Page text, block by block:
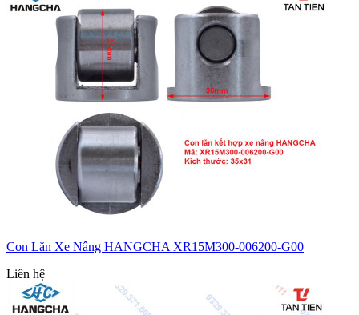
Con Lăn Xe Nâng HANGCHA XR15M300-006200-G00
Liên hệ